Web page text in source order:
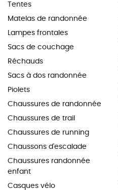
Tentes
Matelas de randonnée
Lampes frontales
Sacs de couchage
Réchauds
Sacs à dos randonnée
Piolets
Chaussures de randonnée
Chaussures de trail
Chaussures de running
Chaussons d'escalade
Chaussures randonnée
enfant
Casques vélo